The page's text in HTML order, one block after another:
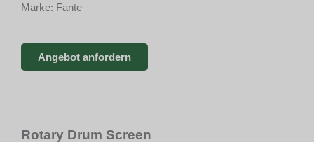
Marke: Fante
Angebot anfordern
Rotary Drum Screen